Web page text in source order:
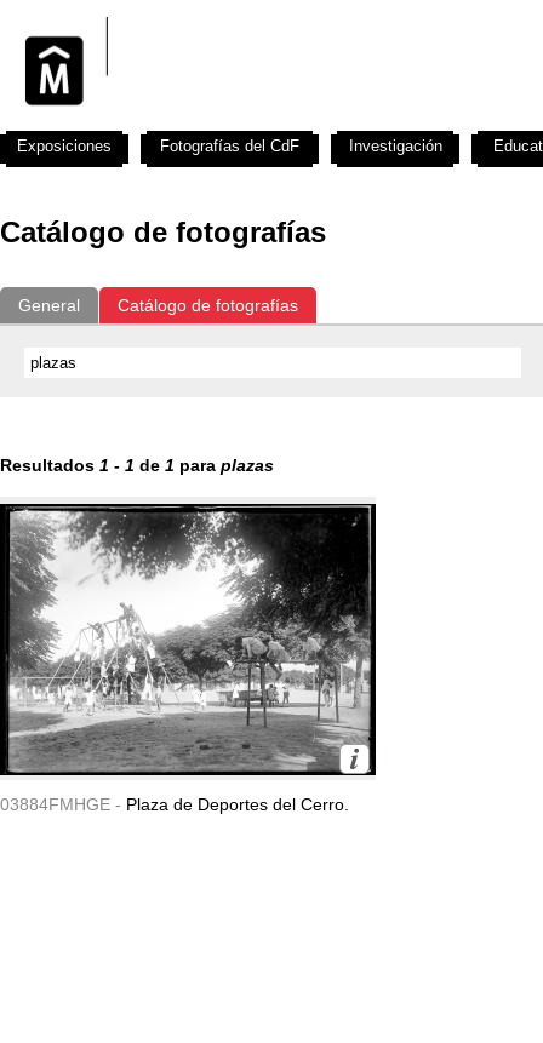
Catálogo de fotografías
General Catálogo de fotografías
Resultados 1 - 1 de 1 para plazas
03884FMHGE - Plaza de Deportes del Cerro.
Exposiciones Fotografías del CdF Investigación